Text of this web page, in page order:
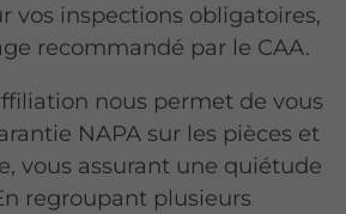
vos inspections obligatoires,
recommandé par le CAA.
nous permet de vous
NAPA sur les pièces et
vous assurant une quiétude
regroupant plusieurs